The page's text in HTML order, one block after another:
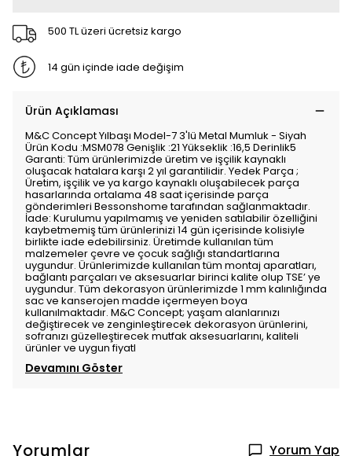
500 TL üzeri ücretsiz kargo
14 gün içinde iade değişim
Ürün Açıklaması
M&C Concept Yılbaşı Model-7 3'lü Metal Mumluk - Siyah
Ürün Kodu :MSM078 Genişlik :21 Yükseklik :16,5 Derinlik5
Garanti: Tüm ürünlerimizde üretim ve işçilik kaynaklı
oluşacak hatalara karşı 2 yıl garantilidir. Yedek Parça ;
Üretim, işçilik ve ya kargo kaynaklı oluşabilecek parça
hasarlarında ortalama 48 saat içerisinde parça
gönderimleri Bessonshome tarafından sağlanmaktadır.
İade: Kurulumu yapılmamış ve yeniden satılabilir özelliğini
kaybetmemiş tüm ürünlerinizi 14 gün içerisinde kolisiyle
birlikte iade edebilirsiniz. Üretimde kullanılan tüm
malzemeler çevre ve çocuk sağlığı standartlarına
uygundur. Ürünlerimizde kullanılan tüm montaj aparatları,
bağlantı parçaları ve aksesuarlar birinci kalite olup TSE’ ye
uygundur. Tüm dekorasyon ürünlerimizde 1 mm kalınlığında
sac ve kanserojen madde içermeyen boya
kullanılmaktadır. M&C Concept; yaşam alanlarınızı
değiştirecek ve zenginleştirecek dekorasyon ürünlerini,
sofranızı güzelleştirecek mutfak aksesuarlarını, kaliteli
ürünler ve uygun fiyatl
Devamını Göster
Yorumlar Yorum Yap